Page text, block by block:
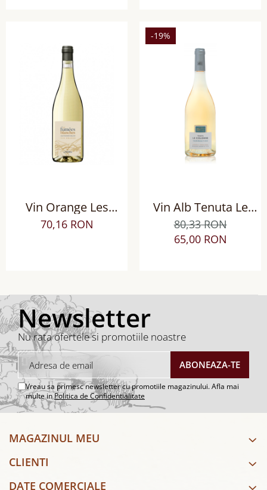
Vin Orange Les
Fumées Blanches
Sauvignon Blanc sec
70,16 RON
-19%
Vin Alb Tenuta Le
Colonne Vermentino,
Sec
80,33 RON
65,00 RON
Newsletter
Nu rata ofertele si promotiile noastre
Vreau sa primesc newsletter cu promotiile magazinului. Afla mai
multe inPolitica de Confidentialitate
MAGAZINUL MEU
CLIENTI
DATE COMERCIALE